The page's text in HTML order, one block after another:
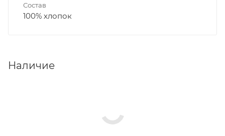
Состав
100% хлопок
Наличие